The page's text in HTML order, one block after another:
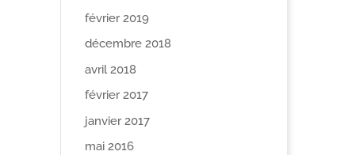
février 2019
décembre 2018
avril 2018
février 2017
janvier 2017
mai 2016